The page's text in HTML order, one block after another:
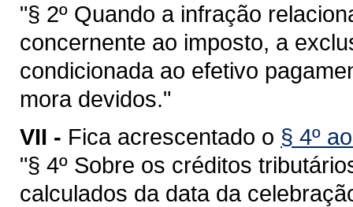
"§ 2º Quando a infração
concernente ao imposto, a
condicionada ao efetivo
mora devidos."
VII - Fica acrescentado o § 4º
"§ 4º Sobre os créditos
calculados da data da